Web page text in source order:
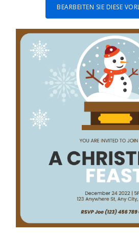
BEARBEITEN SIE DIESE